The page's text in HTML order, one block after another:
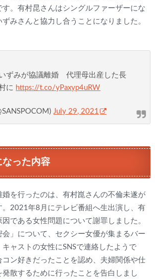
。有村昆さんはシングルファーザーにな
みさんと協力し合うことになりました。
ずみが協議離婚 代理母出産した長
に https://t.co/yPaxyp4uRW
July 29, 2021
った内容
を行ったのは、有村崑さんの不倫未遂が
。2021年8月にテレビ番組へ生出演し、有
である女性問題について謝罪しました。
会」について、セクシー女優が集まるバー
ャストの女性にSNSで連絡したようで
ン好きだったことを認め、夫婦関係や仕
散するために行ったことを告白しまし